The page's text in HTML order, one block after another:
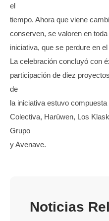
el
tiempo. Ahora que viene
conserven, se valoren en
iniciativa, que se perdure en
La celebración concluyó con
participación de diez
de
la iniciativa estuvo
Colectiva, Harüwen, Los
Grupo
y Avenave.
Noticias